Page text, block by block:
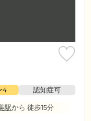
4
認知症可
駅から 徒歩15分